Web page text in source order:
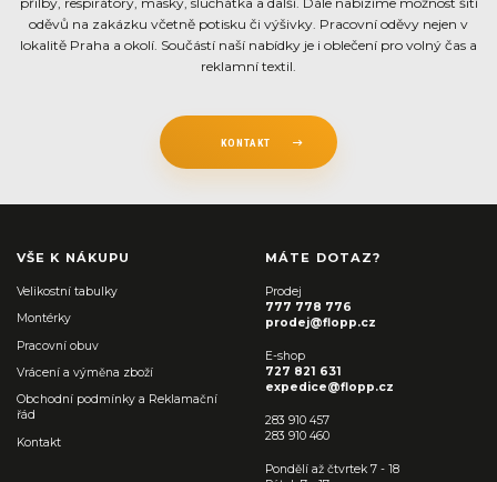
oděvů na zakázku včetně potisku či výšivky. Pracovní oděvy nejen v
lokalitě Praha a okolí. Součástí naší nabídky je i oblečení pro volný čas a
reklamní textil.
KONTAKT
VŠE K NÁKUPU
Velikostní tabulky
Montérky
Pracovní obuv
Vrácení a výměna zboží
Obchodní podmínky a Reklamační
řád
Kontakt
MÁTE DOTAZ?
Prodej
777 778 776
prodej@flopp.cz
E-shop
727 821 631
expedice@flopp.cz
283 910 457
283 910 460
Pondělí až čtvrtek 7 - 18